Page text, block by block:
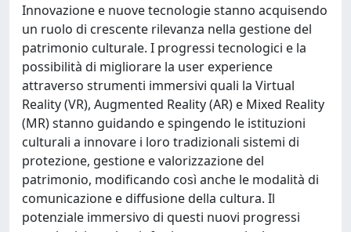
Innovazione e nuove tecnologie stanno acquisendo
un ruolo di crescente rilevanza nella gestione del
patrimonio culturale. I progressi tecnologici e la
possibilità di migliorare la user experience
attraverso strumenti immersivi quali la Virtual
Reality (VR), Augmented Reality (AR) e Mixed Reality
(MR) stanno guidando e spingendo le istituzioni
culturali a innovare i loro tradizionali sistemi di
protezione, gestione e valorizzazione del
patrimonio, modificando così anche le modalità di
comunicazione e diffusione della cultura. Il
potenziale immersivo di questi nuovi progressi